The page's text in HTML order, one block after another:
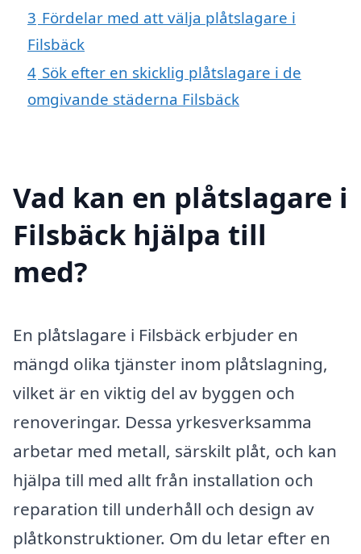
3 Fördelar med att välja plåtslagare i
Filsbäck
4 Sök efter en skicklig plåtslagare i de
omgivande städerna Filsbäck
Vad kan en plåtslagare i
Filsbäck hjälpa till
med?
En plåtslagare i Filsbäck erbjuder en
mängd olika tjänster inom plåtslagning,
vilket är en viktig del av byggen och
renoveringar. Dessa yrkesverksamma
arbetar med metall, särskilt plåt, och kan
hjälpa till med allt från installation och
reparation till underhåll och design av
plåtkonstruktioner. Om du letar efter en